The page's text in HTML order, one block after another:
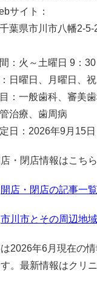
サイト：
葉県市川市八幡2-
：火～土曜日 9：
日曜日、月曜日、祝
：一般歯科、審美
治療、歯周病
日：2026年9月15日
・閉店情報はこち
開店・閉店の記事一覧
市川市とその周辺地
2026年6月現在の
。最新情報はクリ